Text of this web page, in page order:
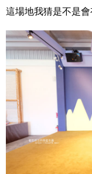
這場地我猜是不是